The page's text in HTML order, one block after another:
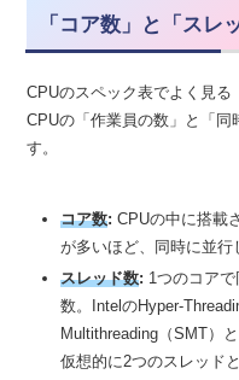
「コア数」と「スレ
CPUのスペック表でよく見
CPUの「作業員の数」と「
す。
コア数: CPUの中に搭載
が多いほど、同時に並行
スレッド数: 1つのコア
数。IntelのHyper-
Multithreading（SMT）
仮想的に2つのスレッド